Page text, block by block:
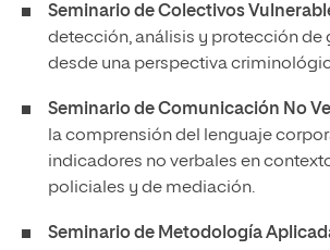
Seminario de Colectivos
detección, análisis y protección de
desde una perspectiva
Seminario de Comunicación No
la comprensión del lenguaje
indicadores no verbales en
policiales y de mediación.
Seminario de Metodología